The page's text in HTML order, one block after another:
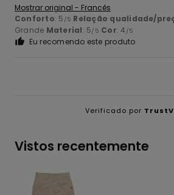
Mostrar original - Francês
Conforto: 5 /5 Relação qualidade/
Grande Material: 5/5 Cor: 4 /5
Eu recomendo este produto
Verificado por
Vistos recentemente